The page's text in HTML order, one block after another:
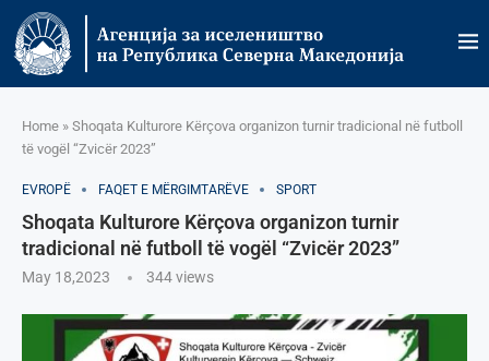
Home » Shoqata Kulturore Kërçova organizon turnir tradicional në futboll
të vogël “Zvicër 2023”
EVROPË FAQET E MËRGIMTARËVE SPORT
Shoqata Kulturore Kërçova organizon turnir
tradicional në futboll të vogël “Zvicër 2023”
May 18,2023 344views